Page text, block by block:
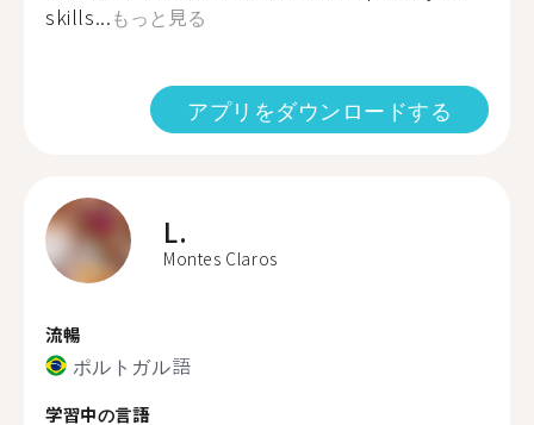
skills...もっと見る
アプリをダウンロードする
L.
Montes Claros
流暢
ポルトガル語
学習中の言語